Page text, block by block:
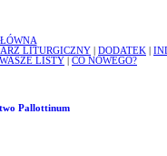
LITURGICZNY DODATEK
WASZE LISTY CO NOWEGO?
Pallottinum